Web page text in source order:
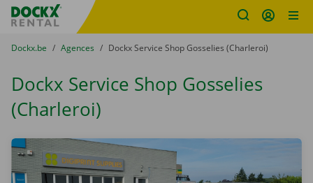
sitename
You are here:
du
Dockx.be to
Agences to
Dockx Service Shop Gosselies (Charleroi)
Dockx Service Shop Gosselies
(Charleroi)